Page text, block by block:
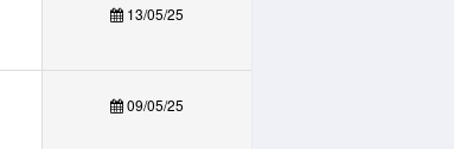
13/05/25
09/05/25